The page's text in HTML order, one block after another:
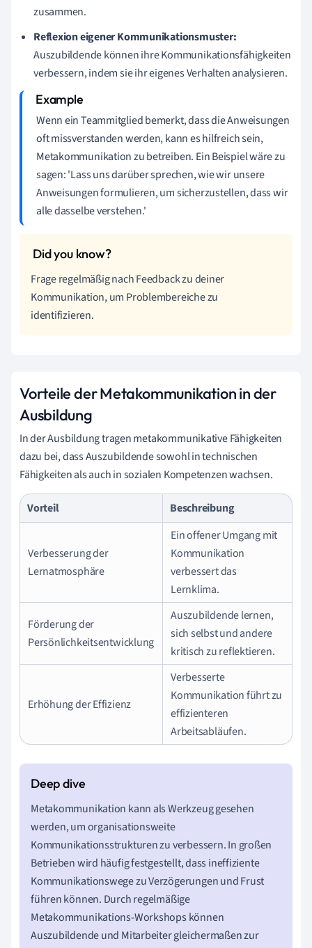
zusammen.
Reflexion eigener Kommunikationsmuster:
Auszubildende können ihre Kommunikationsfähigkeiten
verbessern, indem sie ihr eigenes Verhalten analysieren.
Wenn ein Teammitglied bemerkt, dass die Anweisungen
oft missverstanden werden, kann es hilfreich sein,
Metakommunikation zu betreiben. Ein Beispiel wäre zu
sagen: 'Lass uns darüber sprechen, wie wir unsere
Anweisungen formulieren, um sicherzustellen, dass wir
alle dasselbe verstehen.'
Frage regelmäßig nach Feedback zu deiner
Kommunikation, um Problembereiche zu
identifizieren.
Vorteile der Metakommunikation in der
Ausbildung
In der Ausbildung tragen metakommunikative Fähigkeiten
dazu bei, dass Auszubildende sowohl in technischen
Fähigkeiten als auch in sozialen Kompetenzen wachsen.
Vorteil Beschreibung
Verbesserung der
Lernatmosphäre
Ein offener Umgang mit
Kommunikation
verbessert das
Lernklima.
Förderung der
Persönlichkeitsentwicklung
Auszubildende lernen,
sich selbst und andere
kritisch zu reflektieren.
Erhöhung der Effizienz
Verbesserte
Kommunikation führt zu
effizienteren
Arbeitsabläufen.
Metakommunikation kann als Werkzeug gesehen
werden, um organisationsweite
Kommunikationsstrukturen zu verbessern. In großen
Betrieben wird häufig festgestellt, dass ineffiziente
Kommunikationswege zu Verzögerungen und Frust
führen können. Durch regelmäßige
Metakommunikations-Workshops können
Auszubildende und Mitarbeiter gleichermaßen zur